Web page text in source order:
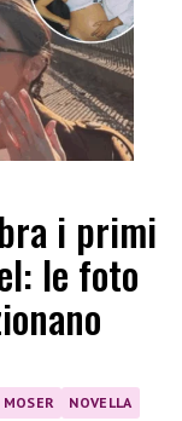
i primi
le foto
NOVELLA